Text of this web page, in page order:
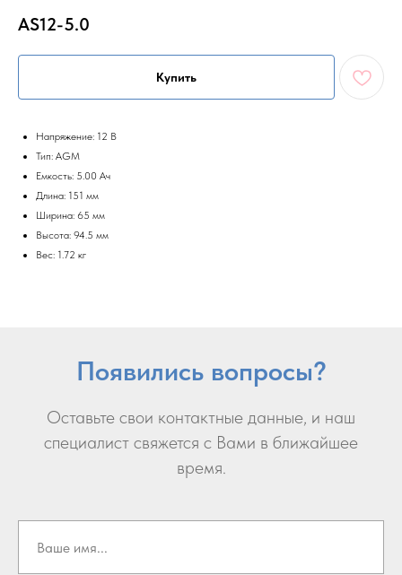
AS12-5.0
Купить
Напряжение: 12 В
Тип: AGM
Емкость: 5.00 Ач
Длина: 151 мм
Ширина: 65 мм
Высота: 94.5 мм
Вес: 1.72 кг
Появились вопросы?
Оставьте свои контактные данные, и наш
специалист свяжется с Вами в ближайшее
время.